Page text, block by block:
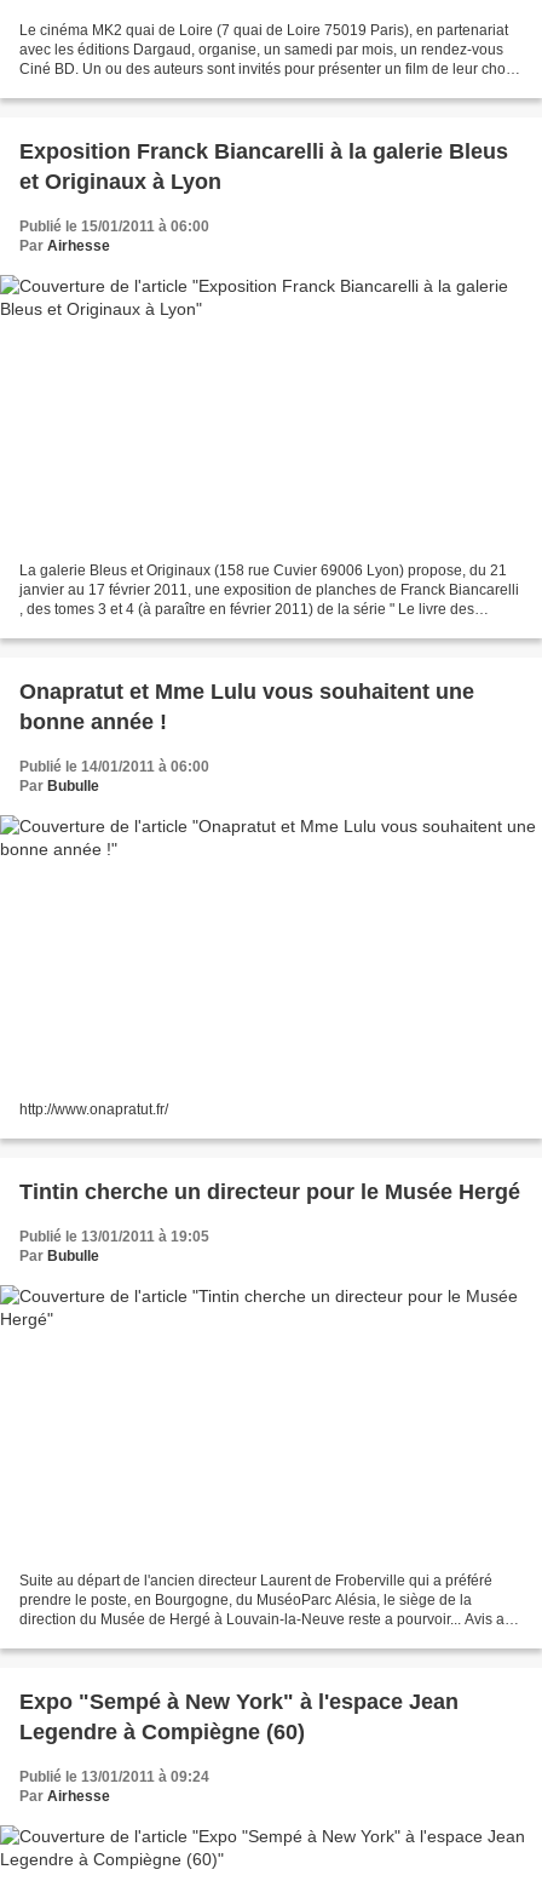
Le cinéma MK2 quai de Loire (7 quai de Loire 75019 Paris), en partenariat
avec les éditions Dargaud, organise, un samedi par mois, un rendez-vous
Ciné BD. Un ou des auteurs sont invités pour présenter un film de leur choix
Exposition Franck Biancarelli à la galerie Bleus
et Originaux à Lyon
Publié le 15/01/2011 à 06:00
Par Airhesse
La galerie Bleus et Originaux (158 rue Cuvier 69006 Lyon) propose, du 21
janvier au 17 février 2011, une exposition de planches de Franck Biancarelli
, des tomes 3 et 4 (à paraître en février 2011) de la série " Le livre des
Onapratut et Mme Lulu vous souhaitent une
bonne année !
Publié le 14/01/2011 à 06:00
Par Bubulle
http://www.onapratut.fr/
Tintin cherche un directeur pour le Musée Hergé
Publié le 13/01/2011 à 19:05
Par Bubulle
Suite au départ de l'ancien directeur Laurent de Froberville qui a préféré
prendre le poste, en Bourgogne, du MuséoParc Alésia, le siège de la
direction du Musée de Hergé à Louvain-la-Neuve reste a pourvoir... Avis aux
Expo "Sempé à New York" à l'espace Jean
Legendre à Compiègne (60)
Publié le 13/01/2011 à 09:24
Par Airhesse